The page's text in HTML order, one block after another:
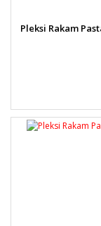
Pleksi Rakam